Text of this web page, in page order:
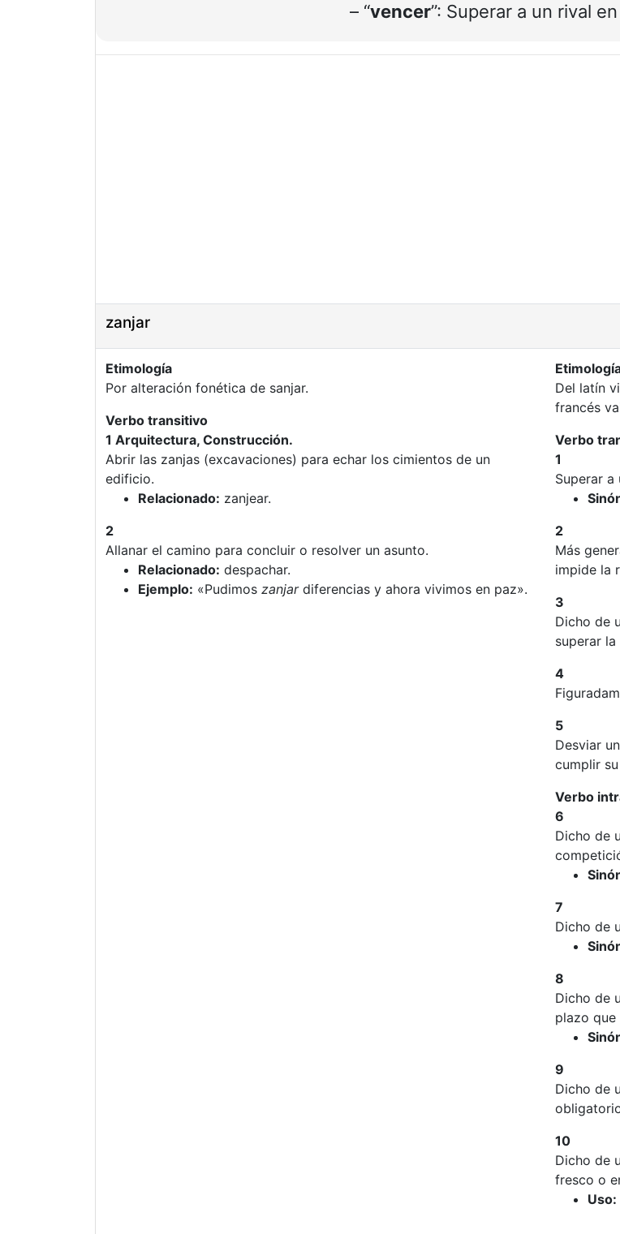
– “vencer”: Superar a un rival
zanjar
Etimología
Por alteración fonética de sanjar.
Verbo transitivo
1 Arquitectura, Construcción.
Abrir las zanjas (excavaciones) para echar los cimientos de un
edificio.
Relacionado: zanjear.
2
Allanar el camino para concluir o resolver un asunto.
Relacionado: despachar.
Ejemplo: «Pudimos zanjardiferencias y ahora vivimos en paz».
Del latín
francés
Verbo
1
Superar a
2
Más
impide la
3
Dicho de
superar
4
5
Desviar
cumplir
Verbo
6
Dicho de
7
Dicho de
8
Dicho de
plazo que
9
Dicho de
10
Dicho de
fresco o
Uso: